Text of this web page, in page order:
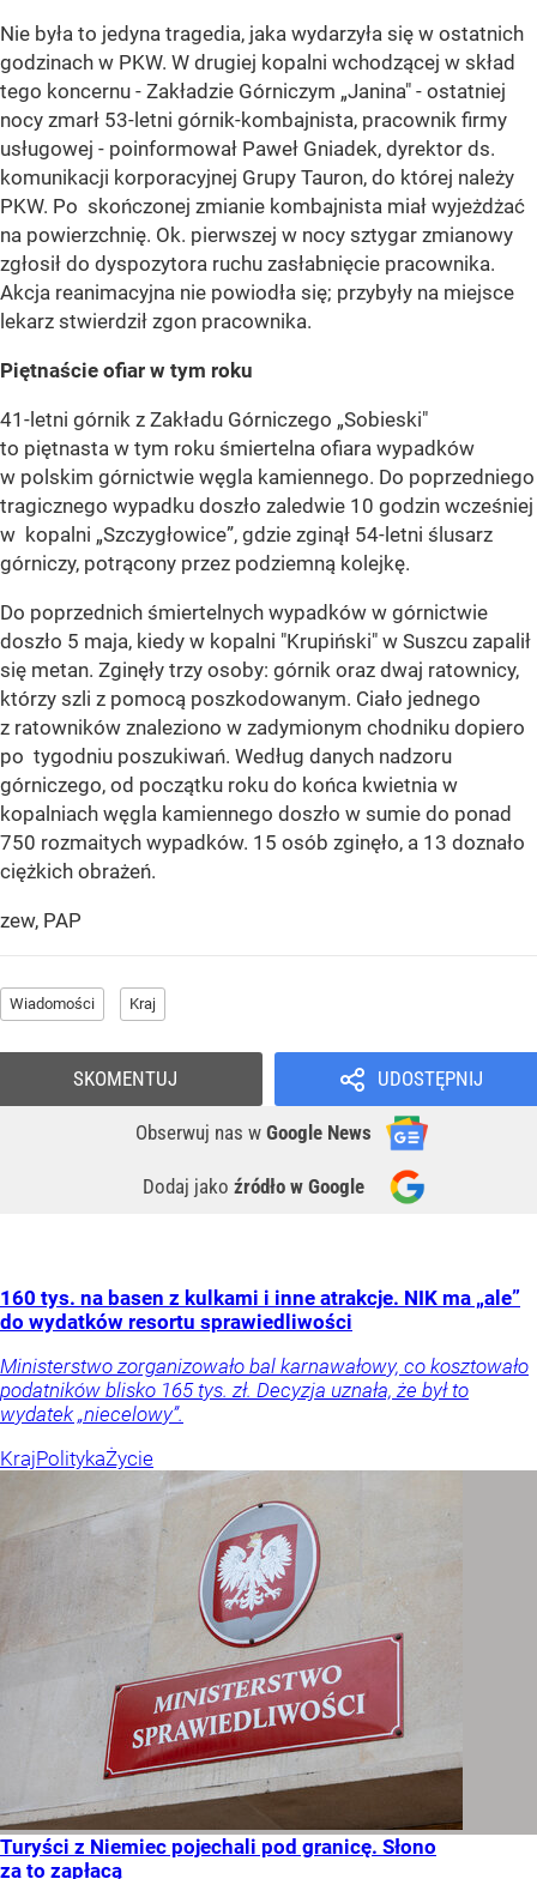
Nie była to jedyna tragedia, jaka wydarzyła się w ostatnich
godzinach w PKW. W drugiej kopalni wchodzącej w skład
tego koncernu - Zakładzie Górniczym „Janina" - ostatniej
nocy zmarł 53-letni górnik-kombajnista, pracownik firmy
usługowej - poinformował Paweł Gniadek, dyrektor ds.
komunikacji korporacyjnej Grupy Tauron, do której należy
PKW. Po skończonej zmianie kombajnista miał wyjeżdżać
na powierzchnię. Ok. pierwszej w nocy sztygar zmianowy
zgłosił do dyspozytora ruchu zasłabnięcie pracownika.
Akcja reanimacyjna nie powiodła się; przybyły na miejsce
lekarz stwierdził zgon pracownika.
Piętnaście ofiar w tym roku
41-letni górnik z Zakładu Górniczego „Sobieski"
to piętnasta w tym roku śmiertelna ofiara wypadków
w polskim górnictwie węgla kamiennego. Do poprzedniego
tragicznego wypadku doszło zaledwie 10 godzin wcześniej
w kopalni „Szczygłowice”, gdzie zginął 54-letni ślusarz
górniczy, potrącony przez podziemną kolejkę.
Do poprzednich śmiertelnych wypadków w górnictwie
doszło 5 maja, kiedy w kopalni "Krupiński" w Suszcu zapalił
się metan. Zginęły trzy osoby: górnik oraz dwaj ratownicy,
którzy szli z pomocą poszkodowanym. Ciało jednego
z ratowników znaleziono w zadymionym chodniku dopiero
po tygodniu poszukiwań. Według danych nadzoru
górniczego, od początku roku do końca kwietnia w
kopalniach węgla kamiennego doszło w sumie do ponad
750 rozmaitych wypadków. 15 osób zginęło, a 13 doznało
ciężkich obrażeń.
zew, PAP
Wiadomości Kraj
UDOSTĘPNIJ
Obserwuj nas w Google News
Dodaj jako źródło w Google
SKOMENTUJ
160 tys. na basen z kulkami i inne atrakcje. NIK ma „ale”
do wydatków resortu sprawiedliwości
Ministerstwo zorganizowało bal karnawałowy, co kosztowało
podatników blisko 165 tys. zł. Decyzja uznała, że był to
wydatek „niecelowy”.
KrajPolitykaŻycie
Turyści z Niemiec pojechali pod granicę. Słono
za to zapłacą